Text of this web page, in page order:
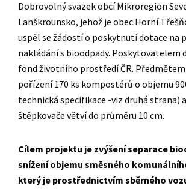
Dobrovolný svazek obcí Mikroregion
Lanškrounsko, jehož je obec Horní
uspěl se žádostí o poskytnutí dotace na
nakládání s bioodpady. Poskytovatelem
fond životního prostředí ČR.
pořízení 170 ks kompostérů o objemu
technická specifikace -viz druhá strana)
štěpkovače větví do průměru 10 cm.
Cílem projektu je zvýšení separace
snížení objemu směsného
který je prostřednictvím sběrného